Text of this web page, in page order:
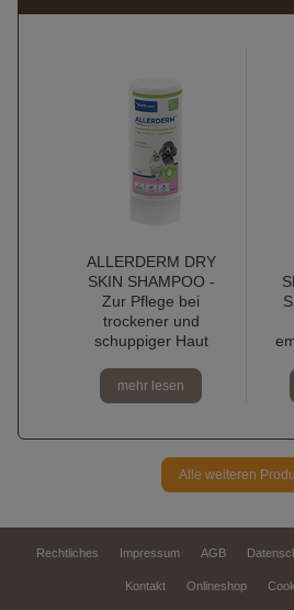
ALLERDERM DRY
SKIN SHAMPOO -
Zur Pflege bei
trockener und
schuppiger Haut
mehr lesen
Alle weiteren
Rechtliches Impressum AGB
Kontakt Onlineshop